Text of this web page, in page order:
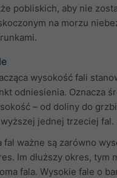
pobliskich, aby nie
na morzu
wysokość fali
odniesienia. Oznacza
– od doliny do
jednej trzeciej fal.
fal ważne są zarówno
Im dłuższy okres, tym
fala. Wysokie fale o